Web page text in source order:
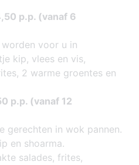
p.p. (vanaf 6
voor u in
kip, vlees en vis,
2 warme groentes en
p.p. (vanaf 12
gerechten in wok pannen.
en shoarma.
salades, frites,